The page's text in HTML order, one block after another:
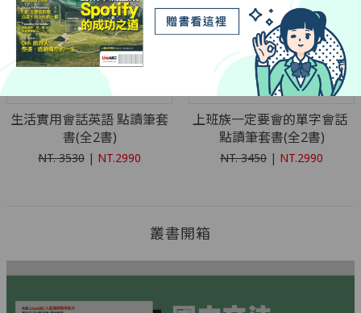
生活實用會話英語 點讀筆套
書(全2書)
NT.3530 | NT.2990
上班族一定要會的單字會話
點讀筆套書(全2書)
NT.3450 | NT.2990
叢書開箱